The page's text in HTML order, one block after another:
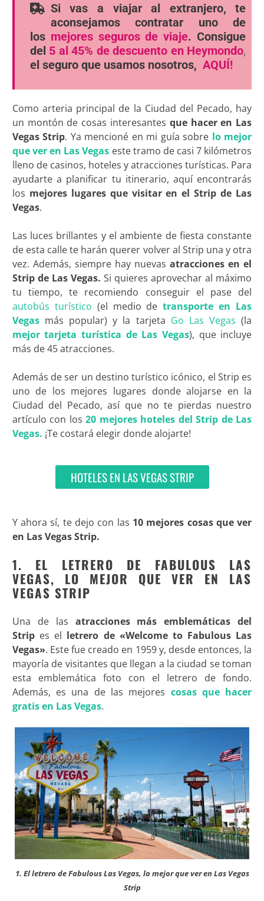
Si vas a viajar al extranjero, te
aconsejamos contratar uno de
los mejores seguros de viaje. Consigue
del 5 al 45% de descuento en Heymondo,
el seguro que usamos nosotros, AQUÍ!
Como arteria principal de la Ciudad del Pecado, hay
un montón de cosas interesantes que hacer en Las
Vegas Strip. Ya mencioné en mi guía sobre lo mejor
que ver en Las Vegas este tramo de casi 7 kilómetros
lleno de casinos, hoteles y atracciones turísticas. Para
ayudarte a planificar tu itinerario, aquí encontrarás
los mejores lugares que visitar en el Strip de Las
Vegas.
Las luces brillantes y el ambiente de fiesta constante
de esta calle te harán querer volver al Strip una y otra
vez. Además, siempre hay nuevas atracciones en el
Strip de Las Vegas. Si quieres aprovechar al máximo
tu tiempo, te recomiendo conseguir el pase del
autobús turístico (el medio detransporte en Las
Vegasmás popular) y la tarjeta Go Las Vegas (la
mejor tarjeta turística de Las Vegas), que incluye
más de 45 atracciones.
Además de ser un destino turístico icónico, el Strip es
uno de los mejores lugares donde alojarse en la
Ciudad del Pecado, así que no te pierdas nuestro
artículo con los20 mejores hoteles del Strip de Las
Vegas. ¡Te costará elegir donde alojarte!
HOTELES EN LAS VEGAS STRIP
Y ahora sí, te dejo con las 10 mejores cosas que ver
en Las Vegas Strip.
1. EL LETRERO DE FABULOUS LAS
VEGAS, LO MEJOR QUE VER EN LAS
VEGAS STRIP
Una de las atracciones más emblemáticas del
Stripes el letrero de «Welcome to Fabulous Las
Vegas». Este fue creado en 1959 y, desde entonces, la
mayoría de visitantes que llegan a la ciudad se toman
esta emblemática foto con el letrero de fondo.
Además, es una de las mejores cosas que hacer
gratis en Las Vegas.
1. El letrero de Fabulous Las Vegas, lo mejor que ver en Las Vegas
Strip